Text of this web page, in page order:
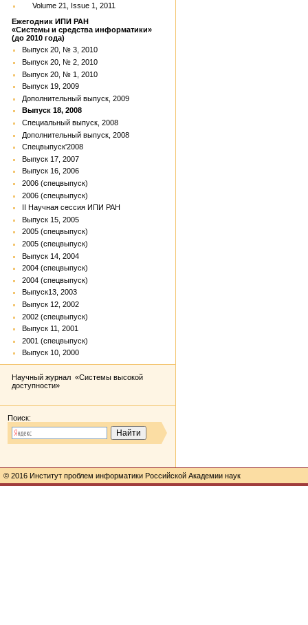
Volume 21, Issue 1, 2011
Ежегодник ИПИ РАН
«Системы и средства информатики»
(до 2010 года)
Выпуск 20, № 3, 2010
Выпуск 20, № 2, 2010
Выпуск 20, № 1, 2010
Выпуск 19, 2009
Дополнительный выпуск, 2009
Выпуск 18, 2008
Специальный выпуск, 2008
Дополнительный выпуск, 2008
Спецвыпуск'2008
Выпуск 17, 2007
Выпуск 16, 2006
2006 (спецвыпуск)
2006 (спецвыпуск)
II Научная сессия ИПИ РАН
Выпуск 15, 2005
2005 (спецвыпуск)
2005 (спецвыпуск)
Выпуск 14, 2004
2004 (спецвыпуск)
2004 (спецвыпуск)
Выпуск13, 2003
Выпуск 12, 2002
2002 (спецвыпуск)
Выпуск 11, 2001
2001 (спецвыпуск)
Выпуск 10, 2000
Научный журнал «Системы высокой
доступности»
Поиск:
© 2016 Институт проблем информатики Российской Академии наук